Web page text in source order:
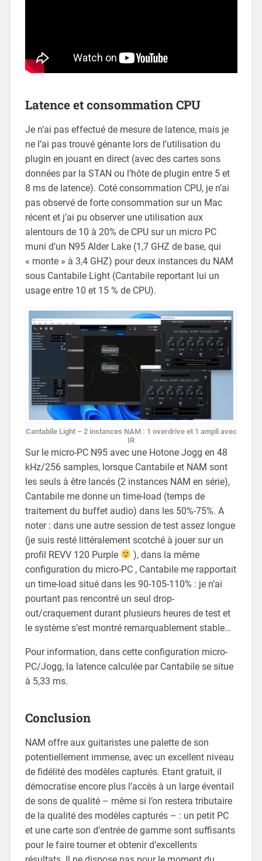
Latence et consommation CPU
Je n’ai pas effectué de mesure de latence, mais je
ne l’ai pas trouvé génante lors de l’utilisation du
plugin en jouant en direct (avec des cartes sons
données par la STAN ou l’hôte de plugin entre 5 et
8 ms de latence). Coté consommation CPU, je n’ai
pas observé de forte consommation sur un Mac
récent et j’ai pu observer une utilisation aux
alentours de 10 à 20% de CPU sur un micro PC
muni d’un N95 Alder Lake (1,7 GHZ de base, qui
« monte » à 3,4 GHZ) pour deux instances du NAM
sous Cantabile Light (Cantabile reportant lui un
usage entre 10 et 15 % de CPU).
Cantabile Light – 2 instances NAM : 1 overdrive et 1 ampli avec
IR
Sur le micro-PC N95 avec une Hotone Jogg en 48
kHz/256 samples, lorsque Cantabile et NAM sont
les seuls à être lancés (2 instances NAM en série),
Cantabile me donne un time-load (temps de
traitement du buffet audio) dans les 50%-75%. A
noter : dans une autre session de test assez longue
(je suis resté littéralement scotché à jouer sur un
profil REVV 120 Purple
), dans la même
configuration du micro-PC , Cantabile me rapportait
un time-load situé dans les 90-105-110% : je n’ai
pourtant pas rencontré un seul drop-
out/craquement durant plusieurs heures de test et
le système s’est montré remarquablement stable…
Pour information, dans cette configuration micro-
PC/Jogg, la latence calculée par Cantabile se situe
à 5,33 ms.
Conclusion
NAM offre aux guitaristes une palette de son
potentiellement immense, avec un excellent niveau
de fidélité des modèles capturés. Etant gratuit, il
démocratise encore plus l’accès à un large éventail
de sons de qualité – même si l’on restera tributaire
de la qualité des modèles capturés – : un petit PC
et une carte son d’entrée de gamme sont suffisants
pour le faire tourner et obtenir d’excellents